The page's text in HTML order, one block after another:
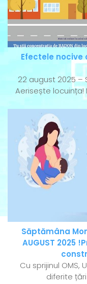
Efectele
22 august 2025
Aerisește
Săptămâna
AUGUST 2025
Cu sprijinul OMS,
diferite